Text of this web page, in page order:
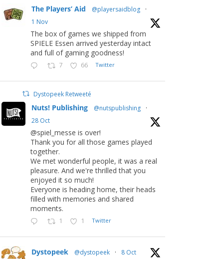
The Players’ Aid @playersaidblog
·
1 Nov
The box of games we shipped from
SPIELE Essen arrived yesterday intact
and full of gaming goodness!
7 66 Twitter
Dystopeek Retweeté
Nuts! Publishing @nutspublishing
·
28 Oct
@spiel_messe is over!
Thank you for all those games played
together.
We met wonderful people, it was a real
pleasure. And we're thrilled that you
enjoyed it so much!
Everyone is heading home, their heads
filled with memories and shared
moments.
1 1 Twitter
Dystopeek @dystopeek · 8 Oct